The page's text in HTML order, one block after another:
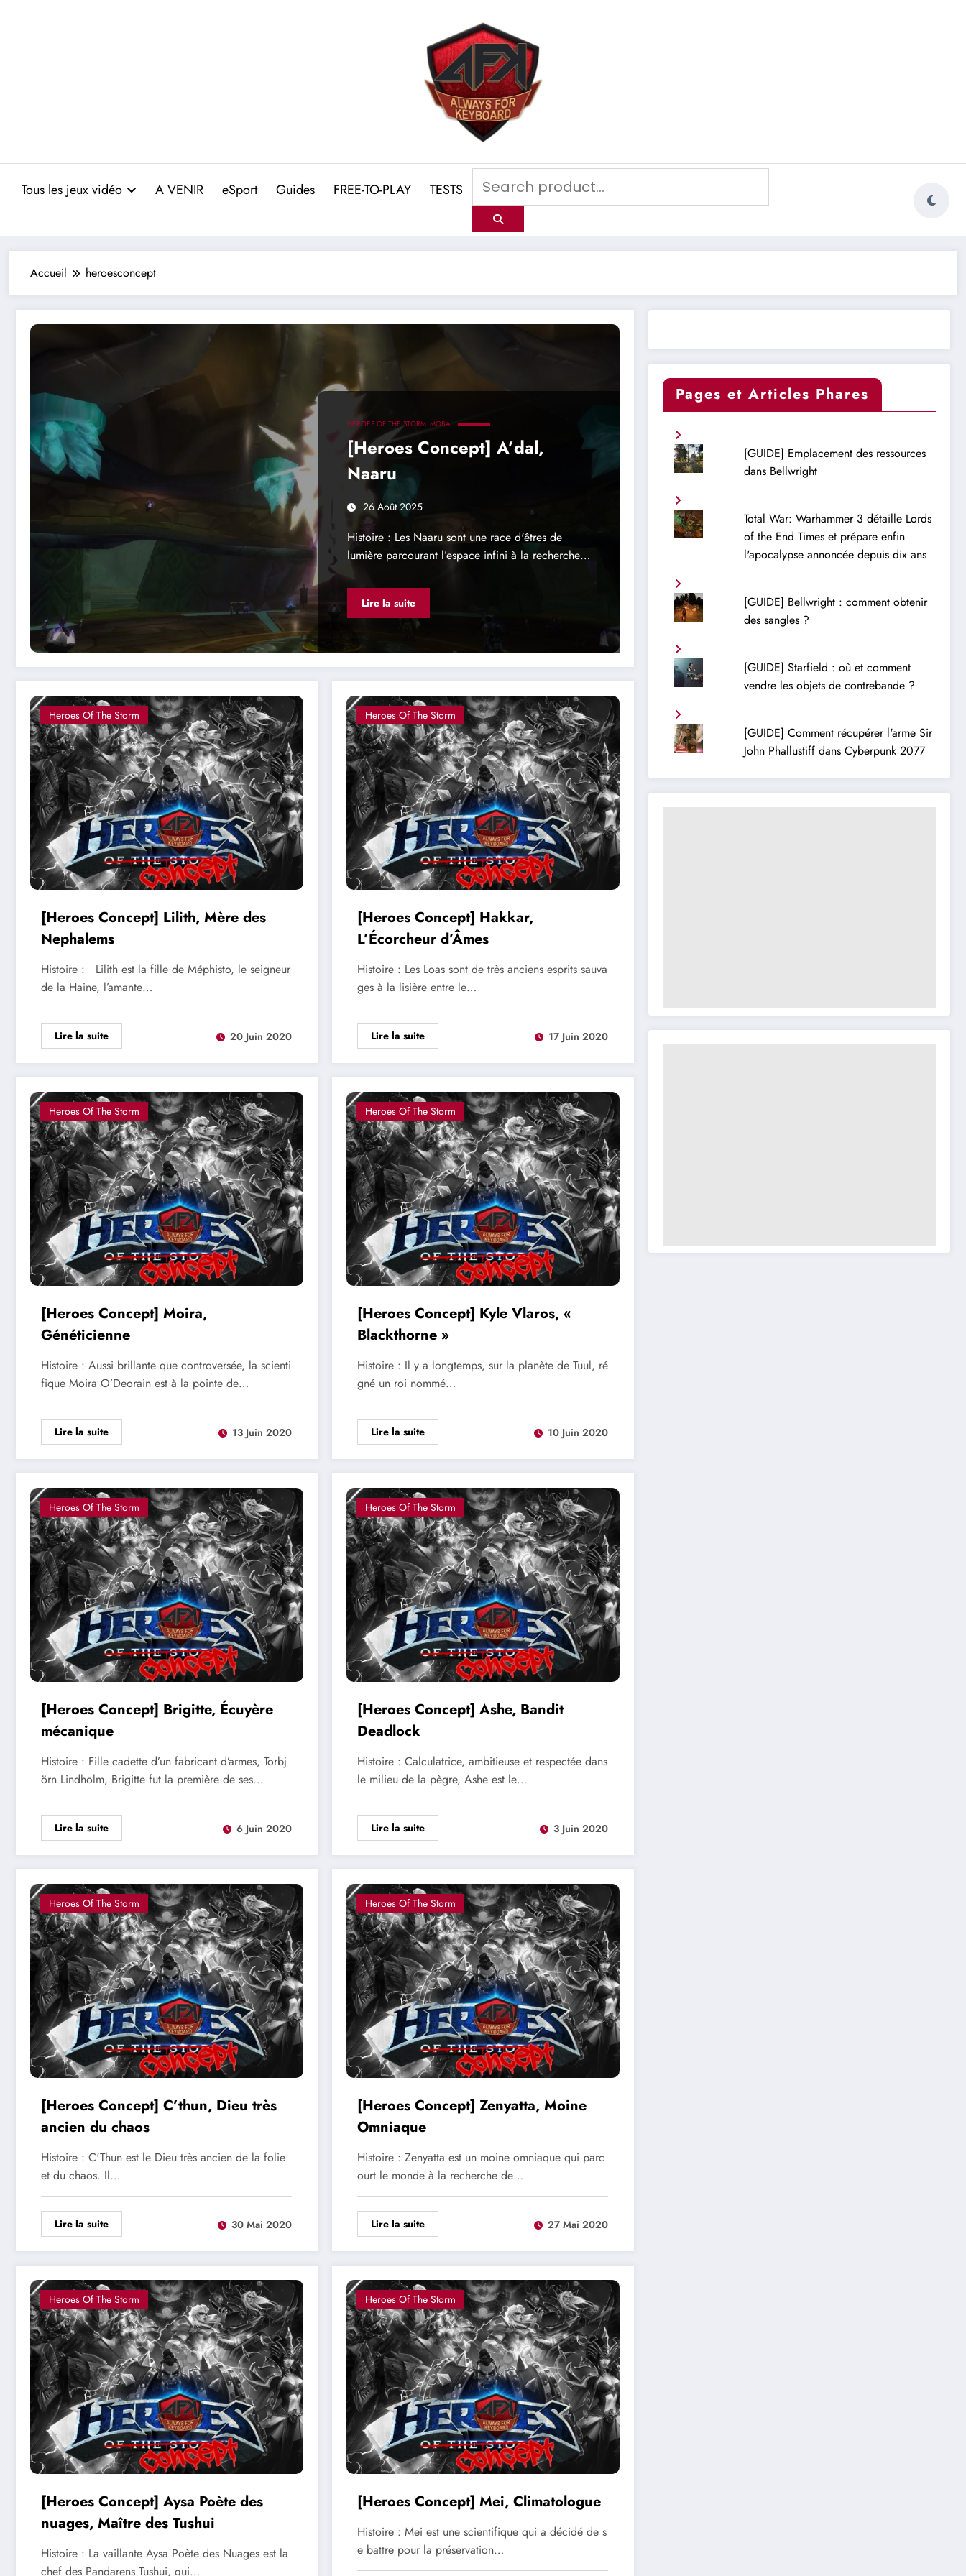
Tous les jeux vidéo A VENIR eSport Guides FREE-TO-PLAY TESTS
Accueil heroesconcept
HEROES OF THE STORM MOBA
[Heroes Concept] A’dal,
Naaru
26 Août 2025
Histoire : Les Naaru sont une race d'êtres de
lumière parcourant l’espace infini à la recherche…
Lire la suite
Heroes Of The Storm
[Heroes Concept] Lilith, Mère des
Nephalems
Histoire : Lilith est la fille de Méphisto, le seigneur
de la Haine, l’amante…
Lire la suite 20 Juin 2020
Heroes Of The Storm
[Heroes Concept] Hakkar,
L’Écorcheur d’Âmes
Histoire : Les Loas sont de très anciens esprits sauva
ges à la lisière entre le…
Lire la suite 17 Juin 2020
Heroes Of The Storm
[Heroes Concept] Moira,
Généticienne
Histoire : Aussi brillante que controversée, la scienti
fique Moira O’Deorain est à la pointe de…
Lire la suite 13 Juin 2020
Heroes Of The Storm
[Heroes Concept] Kyle Vlaros, «
Blackthorne »
Histoire : Il y a longtemps, sur la planète de Tuul, ré
gné un roi nommé…
Lire la suite 10 Juin 2020
Heroes Of The Storm
[Heroes Concept] Brigitte, Écuyère
mécanique
Histoire : Fille cadette d’un fabricant d’armes, Torbj
örn Lindholm, Brigitte fut la première de ses…
Lire la suite 6 Juin 2020
Heroes Of The Storm
[Heroes Concept] Ashe, Bandit
Deadlock
Histoire : Calculatrice, ambitieuse et respectée dans
le milieu de la pègre, Ashe est le…
Lire la suite 3 Juin 2020
Heroes Of The Storm
[Heroes Concept] C’thun, Dieu très
ancien du chaos
Histoire : C'Thun est le Dieu très ancien de la folie
et du chaos. Il…
Lire la suite 30 Mai 2020
Heroes Of The Storm
[Heroes Concept] Zenyatta, Moine
Omniaque
Histoire : Zenyatta est un moine omniaque qui parc
ourt le monde à la recherche de…
Lire la suite 27 Mai 2020
Heroes Of The Storm
[Heroes Concept] Aysa Poète des
nuages, Maître des Tushui
Histoire : La vaillante Aysa Poète des Nuages est la
chef des Pandarens Tushui, qui…
Heroes Of The Storm
[Heroes Concept] Mei, Climatologue
Histoire : Mei est une scientifique qui a décidé de s
e battre pour la préservation…
Pages et Articles Phares
[GUIDE] Emplacement des ressources
dans Bellwright
Total War: Warhammer 3 détaille Lords
of the End Times et prépare enfin
l'apocalypse annoncée depuis dix ans
[GUIDE] Bellwright : comment obtenir
des sangles ?
[GUIDE] Starfield : où et comment
vendre les objets de contrebande ?
[GUIDE] Comment récupérer l'arme Sir
John Phallustiff dans Cyberpunk 2077